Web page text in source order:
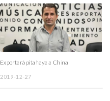
Exportará pitahaya a China
2019-12-27